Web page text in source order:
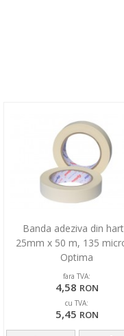
Banda adeziva din
25mm x 50 m, 135
Optima
fara TVA:
4,58 RON
cu TVA:
5,45 RON